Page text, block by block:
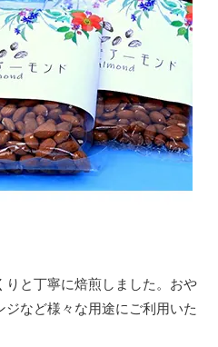
りと丁寧に焙煎しました。おや
など様々な用途にご利用いた